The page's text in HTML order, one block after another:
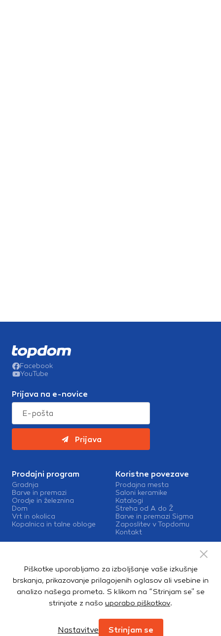
Facebook
YouTube
Prijava na e-novice
Prijava
Prodajni program
Gradnja
Barve in premazi
Orodje in železnina
Dom
Vrt in okolica
Kopalnica in talne obloge
Koristne povezave
Prodajna mesta
Saloni keramike
Katalogi
Streha od A do Ž
Barve in premazi Sigma
Zaposlitev v Topdomu
Kontakt
Mešalnice barv
Dostava
Zasebnost in piškotki
Piškotke uporabljamo za izboljšanje vaše izkušnje
brskanja, prikazovanje prilagojenih oglasov ali vsebine in
analizo našega prometa. S klikom na “Strinjam se” se
strinjate z našo uporabo piškotkov.
Nastavitve Strinjam se